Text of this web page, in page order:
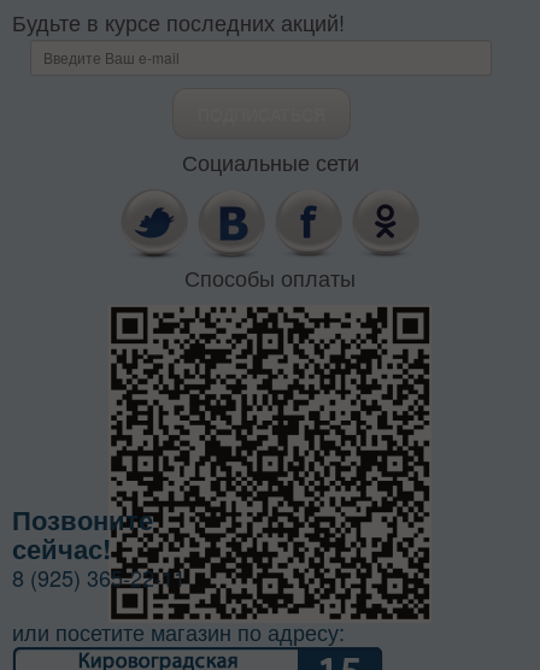
Будьте в курсе последних акций!
Социальные сети
Способы оплаты
Позвоните
сейчас!
8 (925) 365-22-11
или посетите магазин по адресу: